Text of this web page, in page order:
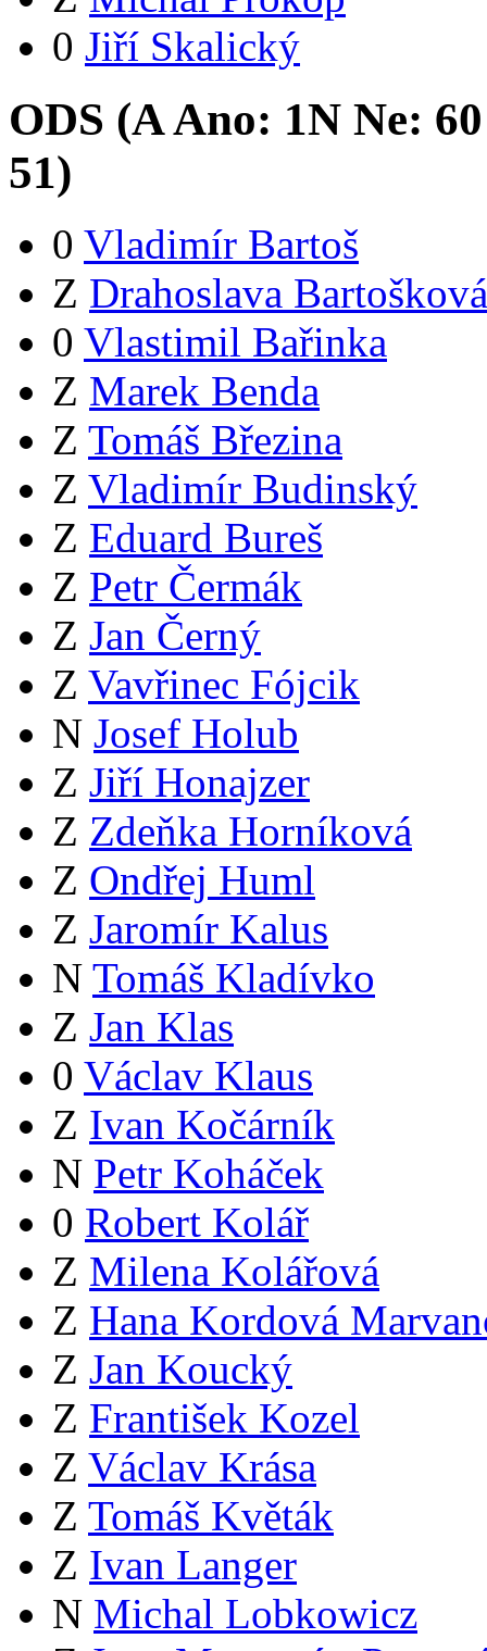
0 Jiří Skalický
ODS (AAno: 1N Ne: 60
51)
0 Vladimír Bartoš
Z Drahoslava Bartošková
0 Vlastimil Bařinka
Z Marek Benda
Z Tomáš Březina
Z Vladimír Budinský
Z Eduard Bureš
Z Petr Čermák
Z Jan Černý
Z Vavřinec Fójcik
N Josef Holub
Z Jiří Honajzer
Z Zdeňka Horníková
Z Ondřej Huml
Z Jaromír Kalus
N Tomáš Kladívko
Z Jan Klas
0 Václav Klaus
Z Ivan Kočárník
N Petr Koháček
0 Robert Kolář
Z Milena Kolářová
Z Hana Kordová
Z Jan Koucký
Z František Kozel
Z Václav Krása
Z Tomáš Květák
Z Ivan Langer
N Michal Lobkowicz